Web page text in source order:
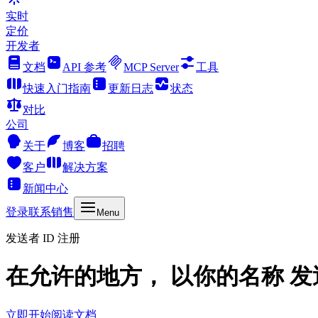
实时
定价
开发者
文档
API 参考 MCP Server
工具
快速入门指南
更新日志
状态
对比
公司
关于
博客
招聘
客户
解决方案
新闻中心
登录联系销售 Menu
发送者 ID 注册
在允许的地方， 以你的名称
立即开始阅读文档